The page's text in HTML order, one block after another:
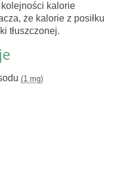
kalorie
że kalorie z posiłku
tłuszczonej.
(1 mg)